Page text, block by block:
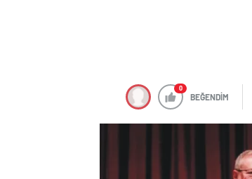
0
BEĞENDİM